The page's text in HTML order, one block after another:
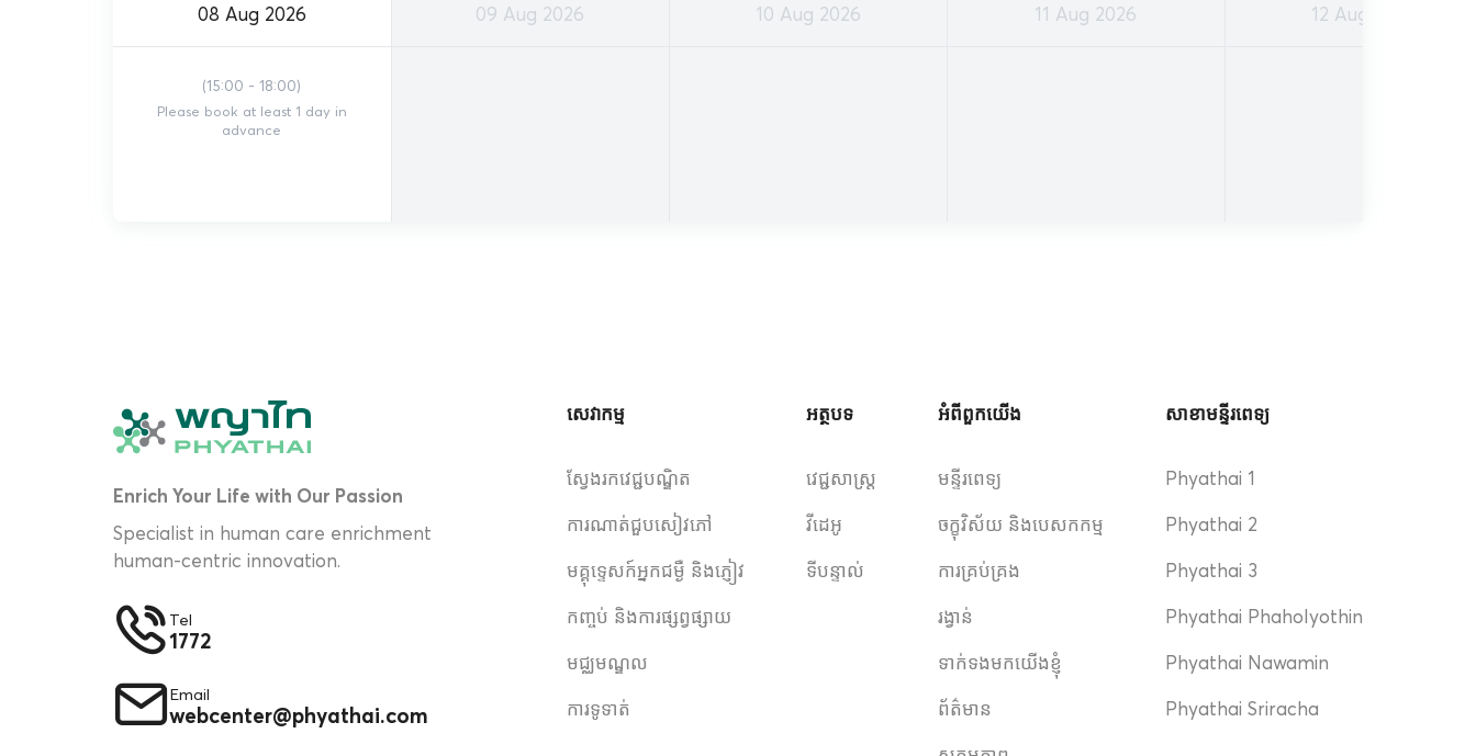
08 Aug 2026
(15:00 - 18:00)
Please book at least 1 day in
advance
09 Aug 2026
10 Aug 2026
11 Aug 2026
12 Aug 2026
Enrich Your Life with Our Passion
Specialist in human care enrichment
human-centric innovation.
Tel
1772
Email
webcenter@phyathai.com
សេវាកម្ម
ស្វែងរកវេជ្ជបណ្ឌិត
ការណាត់ជួបសៀវភៅ
មគ្គុទ្ទេសក៍អ្នកជម្ងឺ និងភ្ញៀវ
កញ្ចប់ និងការផ្សព្វផ្សាយ
មជ្ឈមណ្ឌល
ការទូទាត់
អត្ថបទ
វេជ្ជសាស្ត្រ
វីដេអូ
ទីបន្ទាល់
អំពីពួកយើង
មន្ទីរពេទ្យ
ចក្ខុវិស័យ និងបេសកកម្ម
ការគ្រប់គ្រង
រង្វាន់
ទាក់ទងមកយើងខ្ញុំ
ព័ត៌មាន
សាខាមន្ទីរពេទ្យ
Phyathai 1
Phyathai 2
Phyathai 3
Phyathai Phaholyothin
Phyathai Nawamin
Phyathai Sriracha